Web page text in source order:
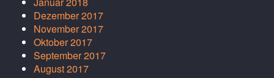
Dezember 2017
November 2017
Oktober 2017
September 2017
August 2017